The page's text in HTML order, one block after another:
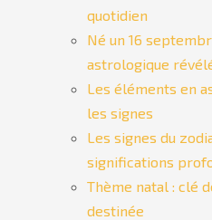
quotidien
Né un 16
astrologique
Les éléments en
les signes
Les signes du
significations
Thème natal : clé
destinée